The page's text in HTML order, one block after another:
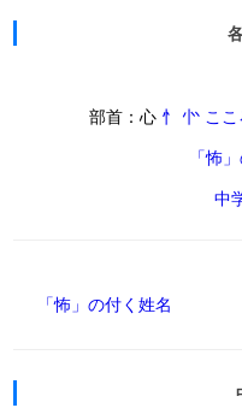
部首：心 忄 㣺 こ
「怖
中
「怖」の付く姓名